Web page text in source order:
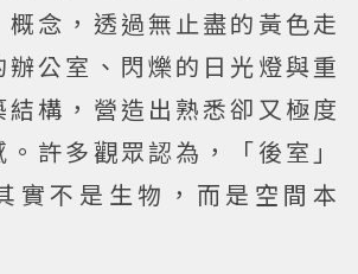
概念，透過無止盡的黃色走
辦公室、閃爍的日光燈與重
構，營造出熟悉卻又極度
許多觀眾認為，「後室」
實不是生物，而是空間本